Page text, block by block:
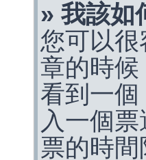
» 我該如
您可以
章的時
看到一
入一個
票的時